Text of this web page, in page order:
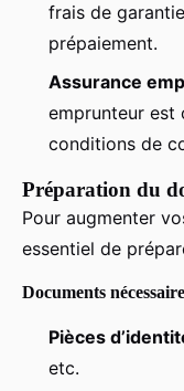
frais de
prépaiement.
Assurance
emprunteur est
conditions de
Préparation du
Pour augmenter
essentiel de
Documents
Pièces
etc.